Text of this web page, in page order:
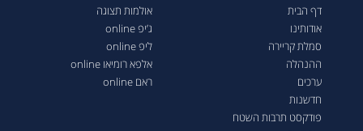
דף הבית
אודותינו
סמלת קריירה
ההנהלה
ערכים
חדשנות
פודקסט תרבות השטח
אולמות תצוגה
ג’יפ online
ליפ online
אלפא רומיאו online
ראם online